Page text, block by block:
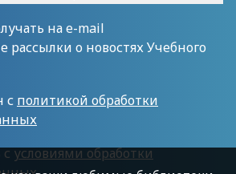
на e-mail
о новостях Учебного
с политикой обработки
сусловиями обработки